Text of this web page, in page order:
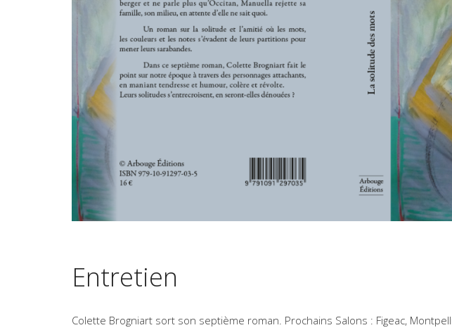
Entretien
Colette Brogniart sort son septième roman. Prochains Salons : Figeac,